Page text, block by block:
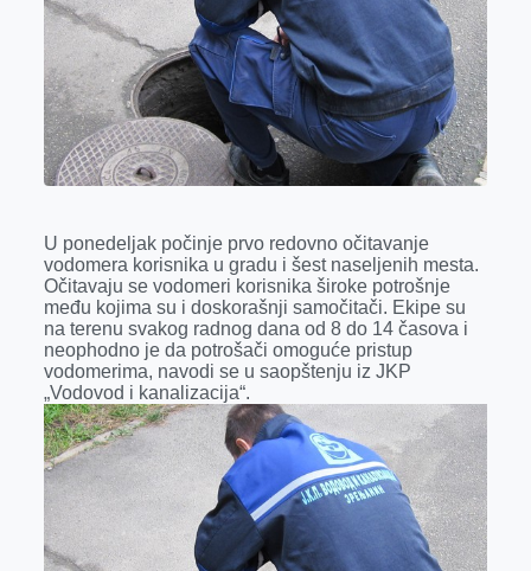
k
r
n
p
U ponedeljak počinje prvo redovno očitavanje
vodomera korisnika u gradu i šest naseljenih mesta.
Očitavaju se vodomeri korisnika široke potrošnje
među kojima su i doskorašnji samočitači. Ekipe su
na terenu svakog radnog dana od 8 do 14 časova i
neophodno je da potrošači omoguće pristup
vodomerima, navodi se u saopštenju iz JKP
„Vodovod i kanalizacija“.